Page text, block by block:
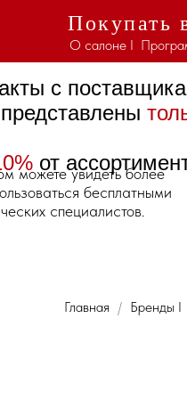
Покупать
О салоне I
с
от
можете увидеть более
бесплатными
специалистов.
Главная Бренды I